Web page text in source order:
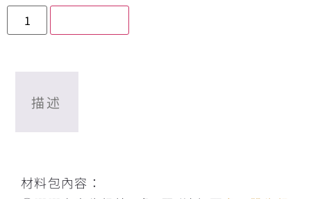
描述
材料包內容：